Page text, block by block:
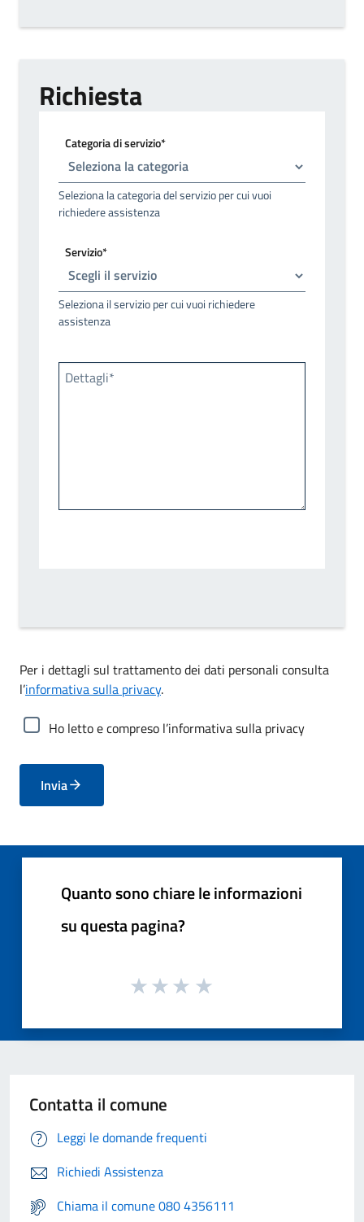
Richiesta
Categoria di servizio*
Seleziona la categoria del servizio per cui vuoi
richiedere assistenza
Servizio*
Seleziona il servizio per cui vuoi richiedere
assistenza
Dettagli*
Per i dettagli sul trattamento dei dati personali consulta
l’informativa sulla privacy.
Ho letto e compreso l’informativa sulla privacy
Invia
Quanto sono chiare le informazioni
su questa pagina?
Contatta il comune
Leggi le domande frequenti
Richiedi Assistenza
Chiama il comune 080 4356111